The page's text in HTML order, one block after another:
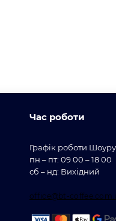
Час роботи
Графік роботи
пн – пт: 09 00 – 18 00
сб – нд: Вихідний
office@bt-